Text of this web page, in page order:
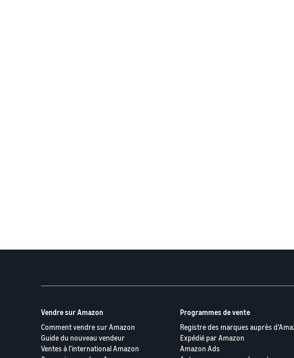
Vendre sur Amazon
Comment vendre sur Amazon
Guide du nouveau vendeur
Ventes à l’international Amazon
Programmes de vente
Registre des marques auprès
Expédié par Amazon
Amazon Ads